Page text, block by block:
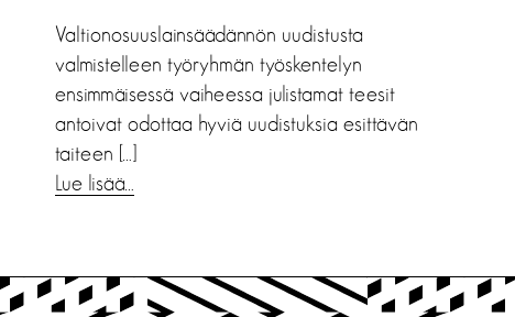
Valtionosuuslainsäädännön uudistusta
valmistelleen työryhmän työskentelyn
ensimmäisessä vaiheessa julistamat teesit
antoivat odottaa hyviä uudistuksia esittävän
taiteen […]
Lue lisää…